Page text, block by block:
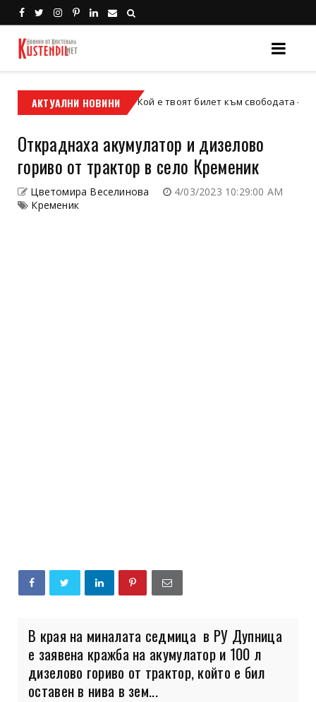
АКТУАЛНИ НОВИНИ
кросов мотор Кой е твоят билет към свободата – кросовият
Откраднаха акумулатор и дизелово
гориво от трактор в село Кременик
Цветомира Веселинова
4/03/2023 10:29:00 AM
Кременик
В края на миналата седмица в РУ Дупница
е заявена кражба на акумулатор и 100 л
дизелово гориво от трактор, който е бил
оставен в нива в зем...